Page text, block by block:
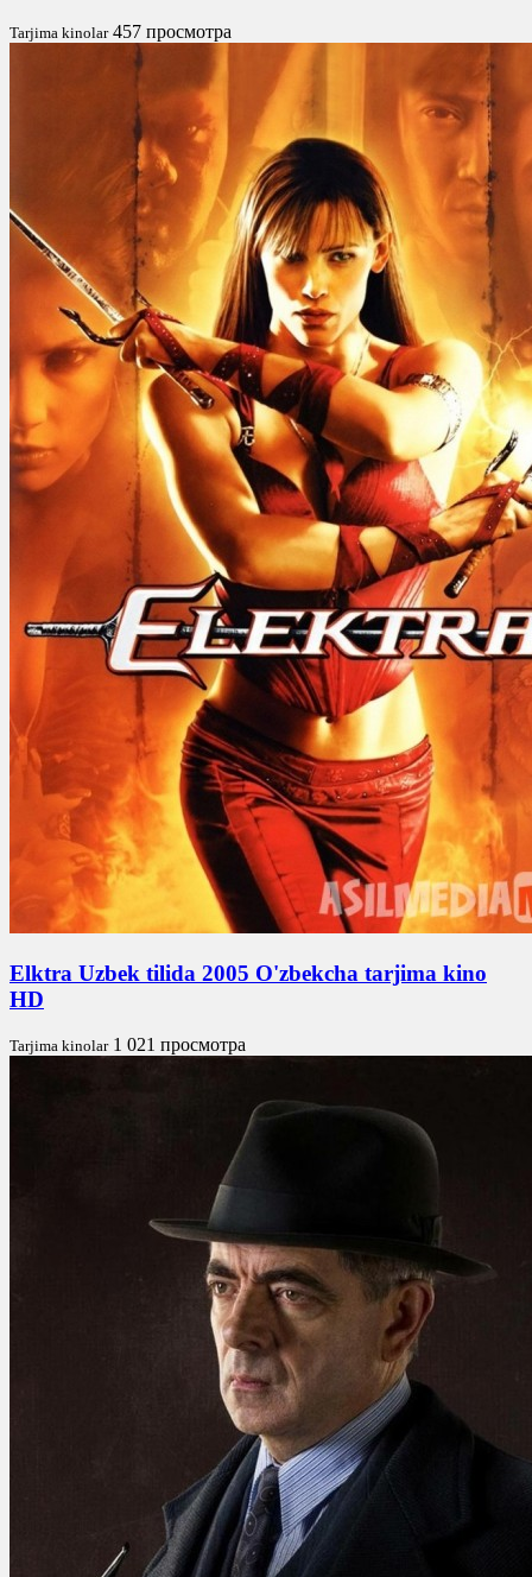
Tarjima kinolar 457 просмотра
Elktra Uzbek tilida 2005 O'zbekcha tarjima kino
HD
Tarjima kinolar 1 021 просмотра